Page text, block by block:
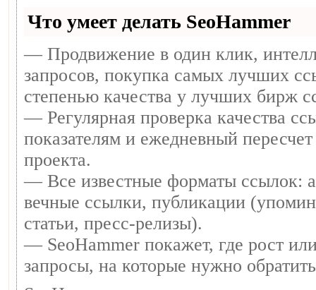
Что умеет делать SeoHammer
— Продвижение в один клик,
запросов, покупка самых лучших
степенью качества у лучших бирж
— Регулярная проверка качества
показателям и ежедневный пересчет
проекта.
— Все известные форматы ссылок:
вечные ссылки, публикации
статьи, пресс-релизы).
— SeoHammer покажет, где рост
запросы, на которые нужно